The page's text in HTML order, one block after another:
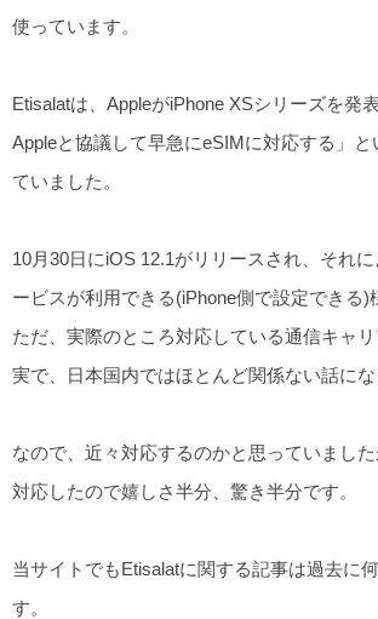
使っています。
Etisalatは、AppleがiPhone XSシリーズを発
Appleと協議して早急にeSIMに対応する」と
ていました。
10月30日にiOS 12.1がリリースされ、それ
ービスが利用できる(iPhone側で設定できる)
ただ、実際のところ対応している通信キャ
実で、日本国内ではほとんど関係ない話にな
なので、近々対応するのかと思っていまし
対応したので嬉しさ半分、驚き半分です。
当サイトでもEtisalatに関する記事は過去に
す。